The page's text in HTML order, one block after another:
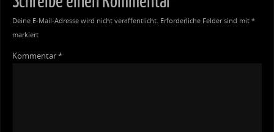
Deine E-Mail-Adresse wird nicht veröffentlicht. Erforderliche Felder sind mit *
markiert
Kommentar*